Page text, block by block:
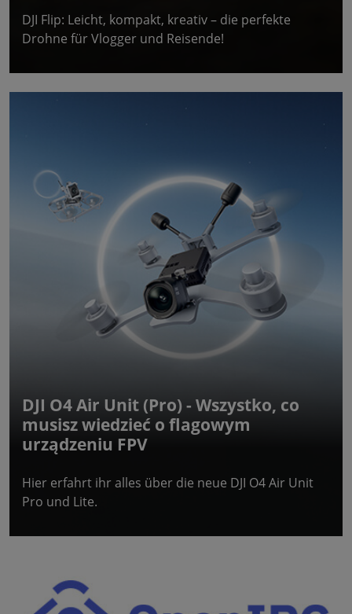
DJI Flip: Leicht, kompakt, kreativ – die perfekte
Drohne für Vlogger und Reisende!
DJI O4 Air Unit (Pro) - Wszystko, co
musisz wiedzieć o flagowym
urządzeniu FPV
Hier erfahrt ihr alles über die neue DJI O4 Air Unit
Pro und Lite.